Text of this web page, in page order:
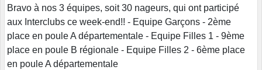
Bravo à nos 3 équipes, soit 30 nageurs, qui ont participé
aux Interclubs ce week-end!! - Equipe Garçons - 2ème
place en poule A départementale - Equipe Filles 1 - 9ème
place en poule B régionale - Equipe Filles 2 - 6ème place
en poule A départementale